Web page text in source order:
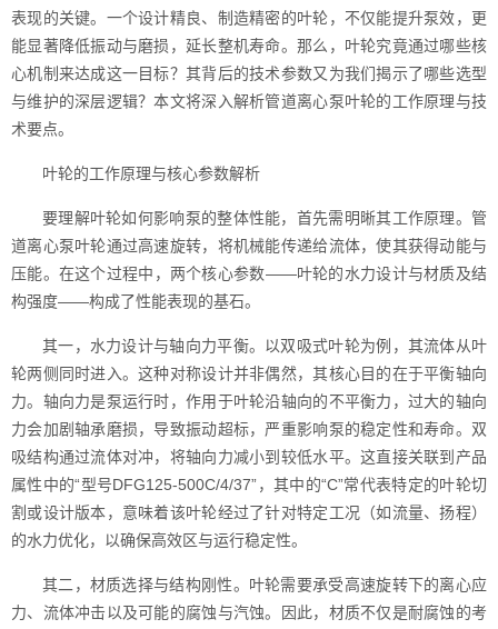
表现的关键。一个设计精良、制造精密的叶轮，不仅能提升泵效，更
能显著降低振动与磨损，延长整机寿命。那么，叶轮究竟通过哪些核
心机制来达成这一目标？其背后的技术参数又为我们揭示了哪些选型
与维护的深层逻辑？本文将深入解析管道离心泵叶轮的工作原理与技
术要点。
叶轮的工作原理与核心参数解析
要理解叶轮如何影响泵的整体性能，首先需明晰其工作原理。管
道离心泵叶轮通过高速旋转，将机械能传递给流体，使其获得动能与
压能。在这个过程中，两个核心参数——叶轮的水力设计与材质及结
构强度——构成了性能表现的基石。
其一，水力设计与轴向力平衡。以双吸式叶轮为例，其流体从叶
轮两侧同时进入。这种对称设计并非偶然，其核心目的在于平衡轴向
力。轴向力是泵运行时，作用于叶轮沿轴向的不平衡力，过大的轴向
力会加剧轴承磨损，导致振动超标，严重影响泵的稳定性和寿命。双
吸结构通过流体对冲，将轴向力减小到较低水平。这直接关联到产品
属性中的“型号DFG125-500C/4/37”，其中的“C”常代表特定的叶轮切
割或设计版本，意味着该叶轮经过了针对特定工况（如流量、扬程）
的水力优化，以确保高效区与运行稳定性。
其二，材质选择与结构刚性。叶轮需要承受高速旋转下的离心应
力、流体冲击以及可能的腐蚀与汽蚀。因此，材质不仅是耐腐蚀的考